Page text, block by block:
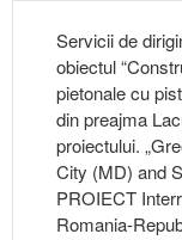
Servicii de
obiectul
pietonale cu
din preajma
proiectului.
City (MD) and
PROIECT
Romania-